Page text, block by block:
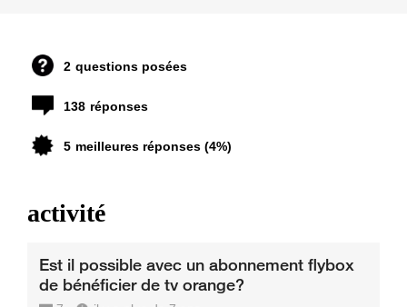
2 questions posées
138 réponses
5 meilleures réponses (4%)
activité
Est il possible avec un abonnement flybox
de bénéficier de tv orange?